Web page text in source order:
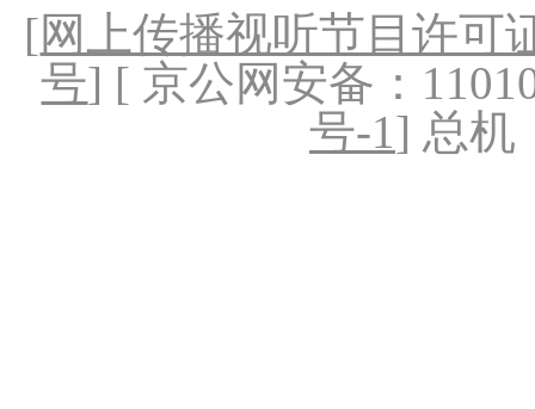
[网上传播视听节目许可
号] [ 京公网安备：
号-1] 总机